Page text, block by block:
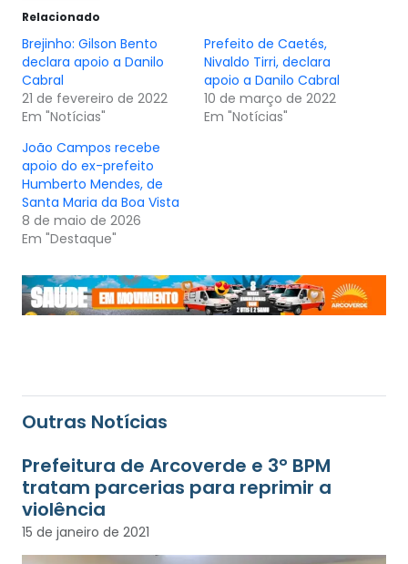
Relacionado
Brejinho: Gilson Bento
declara apoio a Danilo
Cabral
21 de fevereiro de 2022
Em "Notícias"
Prefeito de Caetés,
Nivaldo Tirri, declara
apoio a Danilo Cabral
10 de março de 2022
Em "Notícias"
João Campos recebe
apoio do ex-prefeito
Humberto Mendes, de
Santa Maria da Boa Vista
8 de maio de 2026
Em "Destaque"
Outras Notícias
Prefeitura de Arcoverde e 3° BPM
tratam parcerias para reprimir a
violência
15 de janeiro de 2021